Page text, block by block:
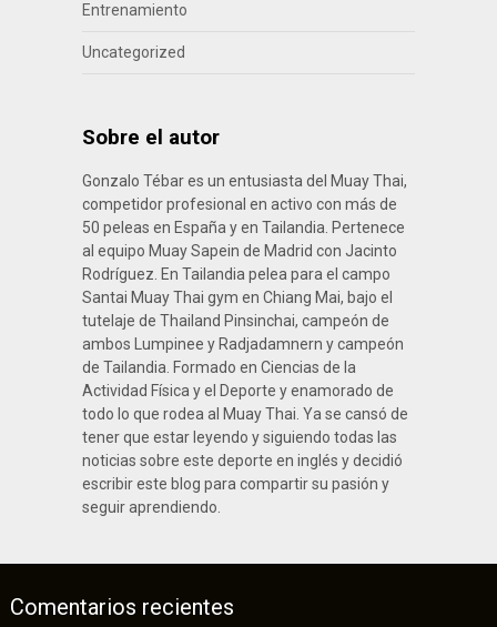
Entrenamiento
Uncategorized
Sobre el autor
Gonzalo Tébar es un entusiasta del Muay Thai,
competidor profesional en activo con más de
50 peleas en España y en Tailandia. Pertenece
al equipo Muay Sapein de Madrid con Jacinto
Rodríguez. En Tailandia pelea para el campo
Santai Muay Thai gym en Chiang Mai, bajo el
tutelaje de Thailand Pinsinchai, campeón de
ambos Lumpinee y Radjadamnern y campeón
de Tailandia. Formado en Ciencias de la
Actividad Física y el Deporte y enamorado de
todo lo que rodea al Muay Thai. Ya se cansó de
tener que estar leyendo y siguiendo todas las
noticias sobre este deporte en inglés y decidió
escribir este blog para compartir su pasión y
seguir aprendiendo.
Comentarios recientes